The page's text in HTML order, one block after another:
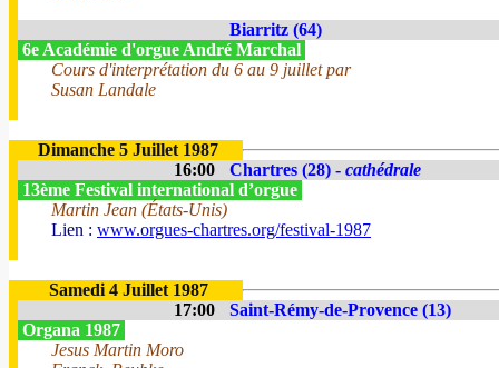
Biarritz (64)
6e Académie d'orgue André Marchal
Cours d'interprétation du 6 au 9 juillet par
Susan Landale
Dimanche 5 Juillet 1987
16:00
Chartres (28) - cathédrale
13ème Festival international d’orgue
Martin Jean (États-Unis)
Lien : www.orgues-chartres.org/festival-1987
Samedi 4 Juillet 1987
17:00
Saint-Rémy-de-Provence (13)
Organa 1987
Jesus Martin Moro